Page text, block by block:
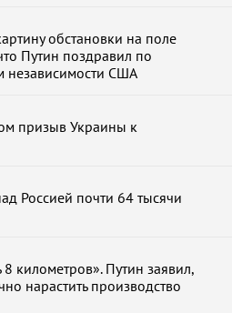
обстановки на поле
Путин поздравил по
независимости США
призыв Украины к
Россией почти 64 тысячи
километров». Путин заявил,
нарастить производство